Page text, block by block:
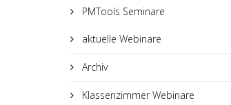
PMTools Seminare
aktuelle Webinare
Archiv
Klassenzimmer Webinare